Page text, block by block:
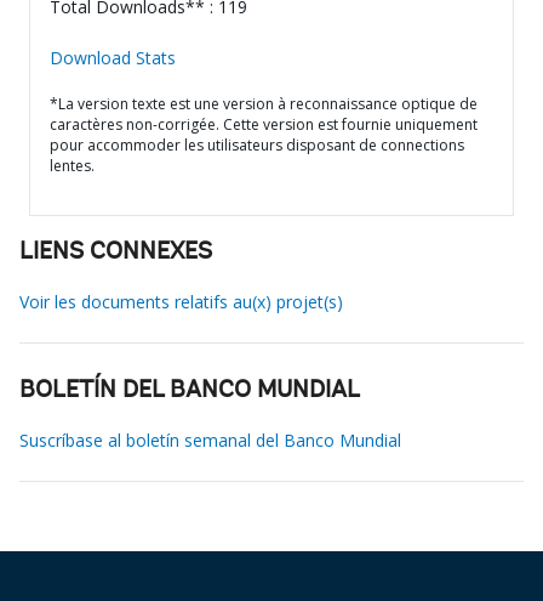
Total Downloads** : 119
Download Stats
*La version texte est une version à reconnaissance optique de
caractères non-corrigée. Cette version est fournie uniquement
pour accommoder les utilisateurs disposant de connections
lentes.
LIENS CONNEXES
Voir les documents relatifs au(x) projet(s)
BOLETÍN DEL BANCO MUNDIAL
Suscríbase al boletín semanal del Banco Mundial